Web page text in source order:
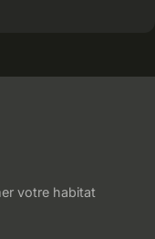
votre habitat